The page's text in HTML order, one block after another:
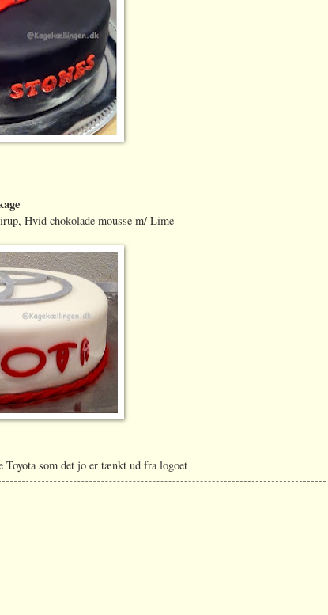
Hvid chokolade mousse m/ Lime
Toyota som det jo er tænkt ud fra logoet